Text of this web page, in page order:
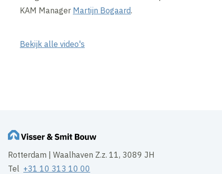
KAM Manager Martijn Bogaard.
Bekijk alle video's
Rotterdam | Waalhaven Z.z. 11, 3089 JH
Tel +31 10 313 10 00